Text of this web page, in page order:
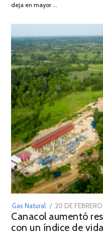
deja en mayor …
Gas Natural
POSTED
ON
20 DE
Canacol aumentó
con un índice de